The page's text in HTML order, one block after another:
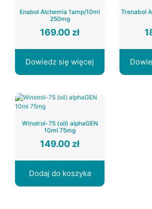
Enabol Alchemia 1amp/10ml
250mg
169.00 zł
Dowiedz się więcej
Trenabol
Winstrol-75 (oil) alphaGEN
10ml 75mg
149.00 zł
Dodaj do koszyka